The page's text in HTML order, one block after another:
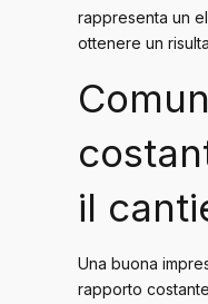
rappresenta un
ottenere un
il
Una buona
rapporto